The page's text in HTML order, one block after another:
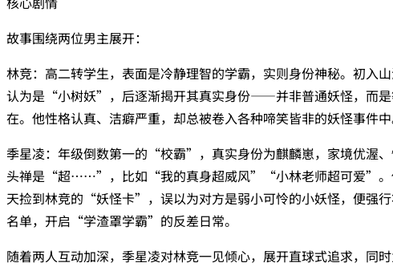
故事围绕两位男主展开：
林竞‌：高二转学生，表面是冷静理智的学霸，实则身份神秘。初入
认为是“小树妖”，后逐渐揭开其真实身份——并非普通妖怪，而是
在。他性格认真、洁癖严重，却总被卷入各种啼笑皆非的妖怪事件中
季星凌‌：年级倒数第一的“校霸”，真实身份为麒麟崽，家境优渥
头禅是“超……”，比如“我的真身超威风”“小林老师超可爱”。
天捡到林竞的“妖怪卡”，误以为对方是弱小可怜的小妖怪，便强
名单，开启“学渣罩学霸”的反差日常。
随着两人互动加深，季星凌对林竞一见倾心，展开直球式追求，同